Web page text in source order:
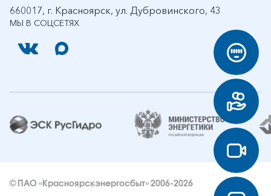
МЫ В СОЦСЕТЯХ
660017, г. Красноярск, ул. Дубровинского, 43
© ПАО «Красноярскэнергосбыт» 2006-2026